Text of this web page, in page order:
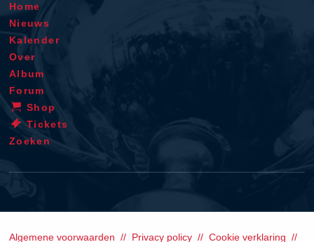
Home
Nieuws
Kalender
Over
Album
Forum
Shop
Tickets
Zoeken
Algemene voorwaarden Privacy policy Cookie verklaring